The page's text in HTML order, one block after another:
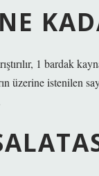
1 bardak
üzerine istenilen